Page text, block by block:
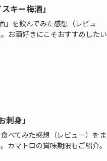
キー梅酒」
を飲んでみた感想（レビュ
お酒好きにこそおすすめしたい
身」
べてみた感想（レビュー）をま
カマトロの賞味期限もご紹介。